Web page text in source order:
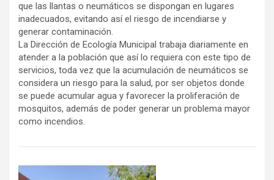
que las llantas o neumáticos se dispongan en lugares
inadecuados, evitando así el riesgo de incendiarse y
generar contaminación.
La Dirección de Ecología Municipal trabaja diariamente en
atender a la población que así lo requiera con este tipo de
servicios, toda vez que la acumulación de neumáticos se
considera un riesgo para la salud, por ser objetos donde
se puede acumular agua y favorecer la proliferación de
mosquitos, además de poder generar un problema mayor
como incendios.